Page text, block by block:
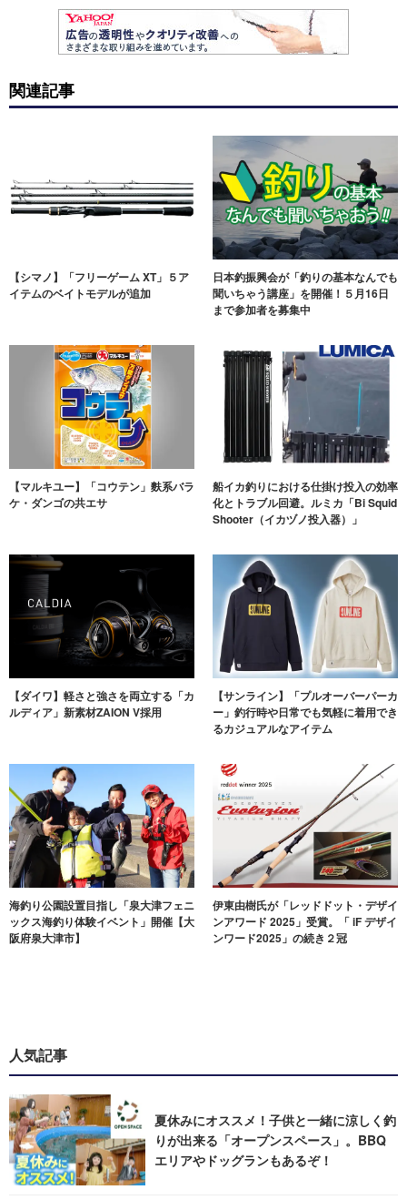
関連記事
【シマノ】「フリーゲーム XT」５ア
イテムのベイトモデルが追加
日本釣振興会が「釣りの基本なんでも
聞いちゃう講座」を開催！５月16日
まで参加者を募集中
【マルキユー】「コウテン」麩系バラ
ケ・ダンゴの共エサ
船イカ釣りにおける仕掛け投入の効率
化とトラブル回避。ルミカ「Bi Squid
Shooter（イカヅノ投入器）」
【ダイワ】軽さと強さを両立する「カ
ルディア」新素材ZAION V採用
【サンライン】「プルオーバーパーカ
ー」釣行時や日常でも気軽に着用でき
るカジュアルなアイテム
海釣り公園設置目指し「泉大津フェニ
ックス海釣り体験イベント」開催【大
阪府泉大津市】
伊東由樹氏が「レッドドット・デザイ
ンアワード 2025」受賞。「 iF デザイ
ンワード2025」の続き２冠
人気記事
夏休みにオススメ！子供と一緒に涼しく釣
りが出来る「オープンスペース」。BBQ
エリアやドッグランもあるぞ！